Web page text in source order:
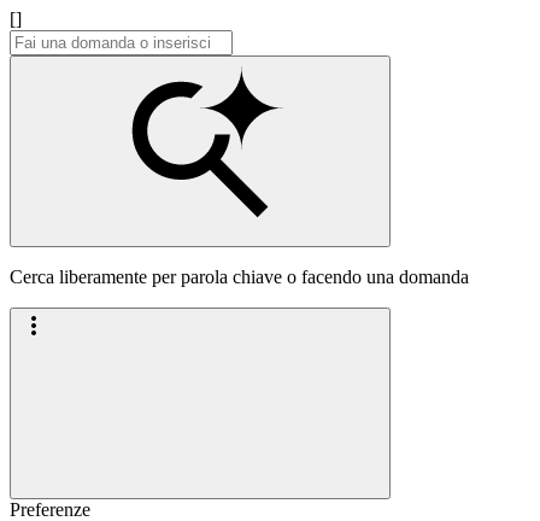
[]
Cerca liberamente per parola chiave o facendo una domanda
Preferenze